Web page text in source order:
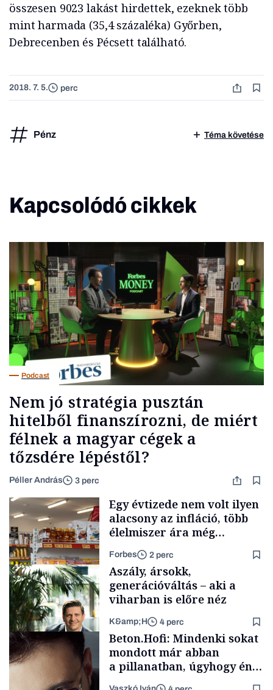
összesen 9023 lakást hirdettek, ezeknek több
mint harmada (35,4 százaléka) Győrben,
Debrecenben és Pécsett található.
2018. 7. 5. perc
Pénz Téma követése
Kapcsolódó cikkek
Podcast
Nem jó stratégia pusztán
hitelből finanszírozni, de miért
félnek a magyar cégek a
tőzsdére lépéstől?
Péller András 3 perc
Makro
Egy évtizede nem volt ilyen
alacsony az infláció, több
élelmiszer ára még
rohamosan csökken is
Forbes 2 perc
Aszály, ársokk,
generációváltás – aki a
viharban is előre néz
K&amp;H 4 perc
Beton.Hofi: Mindenki sokat
mondott már abban
a pillanatban, úgyhogy én
a legsarkosabb